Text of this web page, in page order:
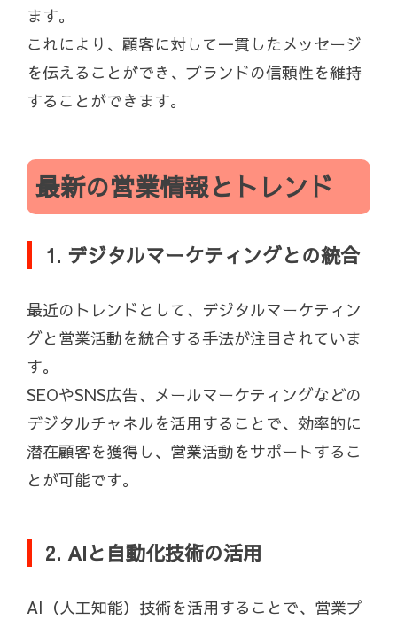
ます。
これにより、顧客に対して一貫したメッセージ
を伝えることができ、ブランドの信頼性を維持
することができます。
最新の営業情報とトレンド
1. デジタルマーケティングとの統合
最近のトレンドとして、デジタルマーケティン
グと営業活動を統合する手法が注目されていま
す。
SEOやSNS広告、メールマーケティングなどの
デジタルチャネルを活用することで、効率的に
潜在顧客を獲得し、営業活動をサポートするこ
とが可能です。
2. AIと自動化技術の活用
AI（人工知能）技術を活用することで、営業プ